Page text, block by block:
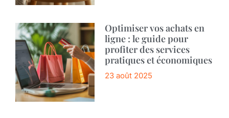
Optimiser vos achats en
ligne : le guide pour
profiter des services
pratiques et économiques
23 août 2025